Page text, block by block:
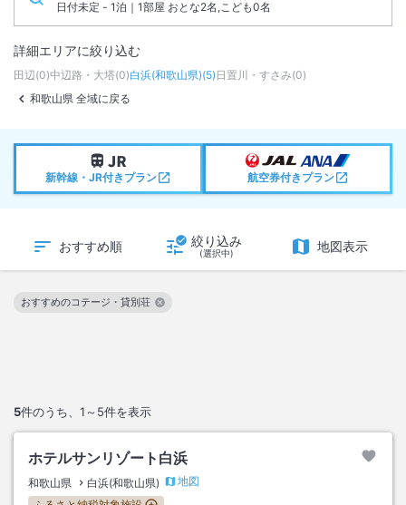
日付未定 - 1泊｜1部屋 おとな2名,こども0名
詳細エリアに絞り込む
田辺(0)中辺路・大塔(0)白浜(和歌山県)(5) 日置川・すさみ(0)
和歌山県 全域に戻る
新幹線・JR付きプラン 航空券付きプラン
おすすめ順 絞り込み
(選択中) 地図表示
5件のうち、 1～5件を表示
おすすめのコテージ・貸別荘
この絞り込み条件を解除
ホテルサンリゾート白浜
和歌山県 白浜(和歌山県)
地図